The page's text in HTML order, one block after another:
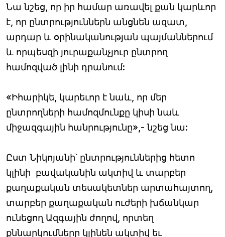
Նա նշեց, որ իր համար առավել քան կարևոր
է, որ ընտրություններն անցնեն ազատ,
արդար և օրինականության պայմաններում
և որպեսզի յուրաքանչյուր ընտրող
համոզված լինի դրանում:
«Իհարիկե, կարեւոր է նաև, որ մեր
ընտրողների համոզմունքը կիսի նաև
միջազգային հանրությունը»,- նշեց նա:
Ըստ Նիկոյանի՝ ընտրություններից հետո
կլինի բավականին ակտիվ և տարբեր
քաղաքական տեսակետներ արտահայտող,
տարբեր քաղաքական ուժերի խճանկար
ունեցող Ազգային ժողով, որտեղ
քննարկումները կլինեն ակտիվ եւ